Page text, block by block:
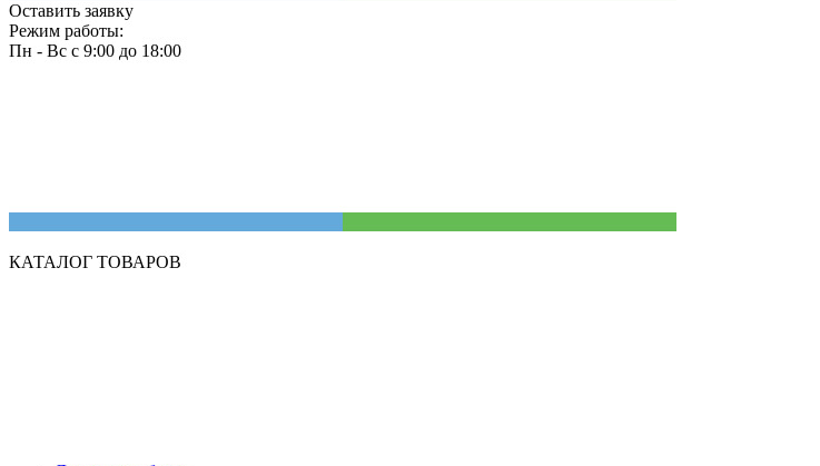
Оставить заявку
Режим работы:
Пн - Вс с 9:00 до 18:00
КАТАЛОГ ТОВАРОВ